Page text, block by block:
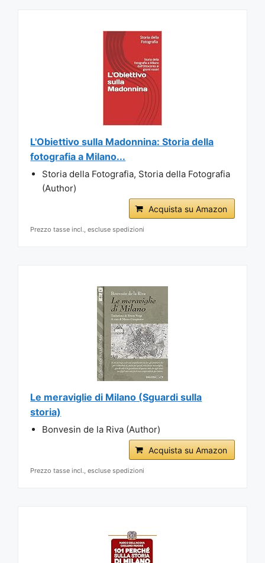
L'Obiettivo sulla Madonnina: Storia della
fotografia a Milano...
Storia della Fotografia, Storia della Fotografia
(Author)
Acquista su Amazon
Prezzo tasse incl., escluse spedizioni
Le meraviglie di Milano (Sguardi sulla
storia)
Bonvesin de la Riva (Author)
Acquista su Amazon
Prezzo tasse incl., escluse spedizioni